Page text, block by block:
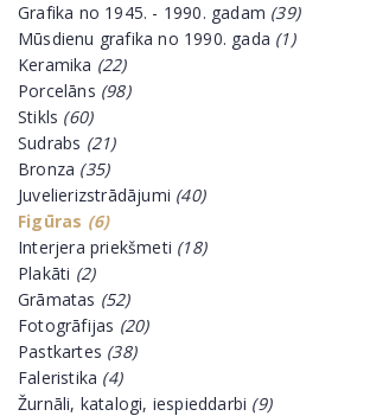
Grafika no 1945. - 1990. gadam (39)
Mūsdienu grafika no 1990. gada (1)
Keramika (22)
Porcelāns (98)
Stikls (60)
Sudrabs (21)
Bronza (35)
Juvelierizstrādājumi (40)
Figūras (6)
Interjera priekšmeti (18)
Plakāti (2)
Grāmatas (52)
Fotogrāfijas (20)
Pastkartes (38)
Faleristika (4)
Žurnāli, katalogi, iespieddarbi (9)